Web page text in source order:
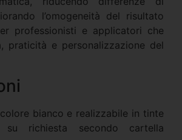
l’omogeneità del risultato
professionisti e applicatori che
praticità e personalizzazione del
bianco e realizzabile in tinte
su richiesta secondo cartella